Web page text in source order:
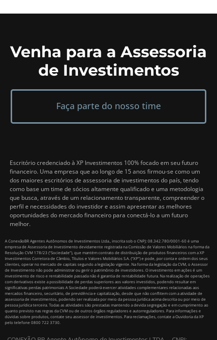
Venha para a Assessoria
de Investimentos
Faça parte do nosso time
Escritório credenciado à XP Investimentos 100% focado em seu futuro
financeiro. Uma empresa que ao longo de 15 anos firmou-se como um
dos maiores escritórios de assessoria de investimentos do país, tendo
como base um time de sócios altamente qualificado e uma metodologia
que busca, através de um relacionamento transparente, compreender o
perfil e necessidades do investidor e assim apresentar as melhores
oportunidades do mercado financeiro para conectá-lo a um futuro
melhor.
A ConexãoBR Agentes Autônomos de Investimentos Ltda., inscrita sob o CNPJ: 08.342.780/0001-60 é uma
empresa de Assessoria de Investimento devidamente registrada na Comissão de Valores Mobiliários na forma da
Resolução CVM 178/23 (“Sociedade”), que mantém contrato de distribuição de produtos financeiros com a XP
Investimentos Corretora de Câmbio, Títulos e Valores Mobiliários S.A. (“XP”) e pode, por conta e ordem dos seus
clientes, operar no mercado de capitais segundo a legislação vigente. Na forma da legislação da CVM, o Assessor
de Investimento não pode administrar ou gerir o patrimônio de investidores. O investimento em ações é um
investimento de risco e rentabilidade passada não é garantia de rentabilidade futura. Na realização de operações
com derivativos existe a possibilidade de perdas superiores aos valores investidos, podendo resultar em
significativas perdas patrimoniais A Sociedade poderá exercer atividades complementares relacionadas aos
mercados financeiro, securitário, de previdência e capitalização, desde que não conflitem com a atividade de
assessoria de investimentos, podendo ser realizada por meio da pessoa jurídica acima descrita ou por meio de
pessoa jurídica terceira. Todas as atividades são prestadas mantendo a devida segregação e em cumprimento ao
quanto previsto nas regras da CVM ou de outros órgãos reguladores e autorreguladores. Para informações e
dúvidas sobre produtos, contate seu assessor de investimentos. Para reclamações, contate a Ouvidoria da XP
pelo telefone 0800 722 3730.